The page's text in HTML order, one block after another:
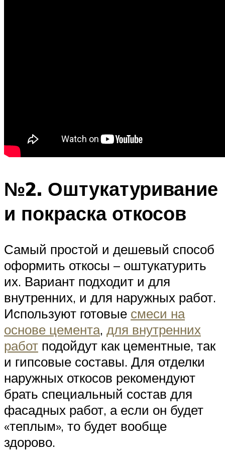
№2. Оштукатуривание
и покраска откосов
Самый простой и дешевый способ
оформить откосы – оштукатурить
их. Вариант подходит и для
внутренних, и для наружных работ.
Используют готовые смеси на
основе цемента, для внутренних
работ подойдут как цементные, так
и гипсовые составы. Для отделки
наружных откосов рекомендуют
брать специальный состав для
фасадных работ, а если он будет
«теплым», то будет вообще
здорово.